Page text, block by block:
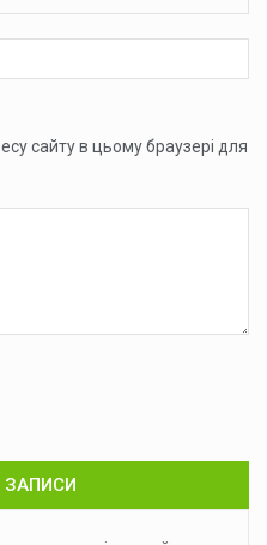
сайту в цьому браузері для
ЗАПИСИ